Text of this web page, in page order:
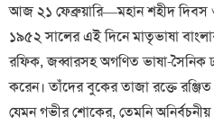
আজ ২১ ফেব্রুয়ারি—মহান শহীদ দিবস
১৯৫২ সালের এই দিনে মাতৃভাষা
রফিক, জব্বারসহ অগণিত ভাষা-সৈনিক
করেন। তাঁদের বুকের তাজা রক্তে রঞ্জিত
যেমন গভীর শোকের, তেমনি